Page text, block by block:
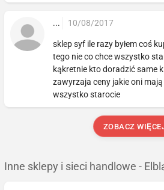
... 10/08/2017
sklep syf ile razy byłem coś
tego nie co chce wszystko
kąkretnie kto doradzić same
zawyrzaja ceny jakie oni
wszystko starocie
ZOBACZ
Inne sklepy i sieci handlowe -